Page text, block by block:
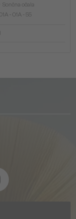
Sončna očala
- 01A - 55